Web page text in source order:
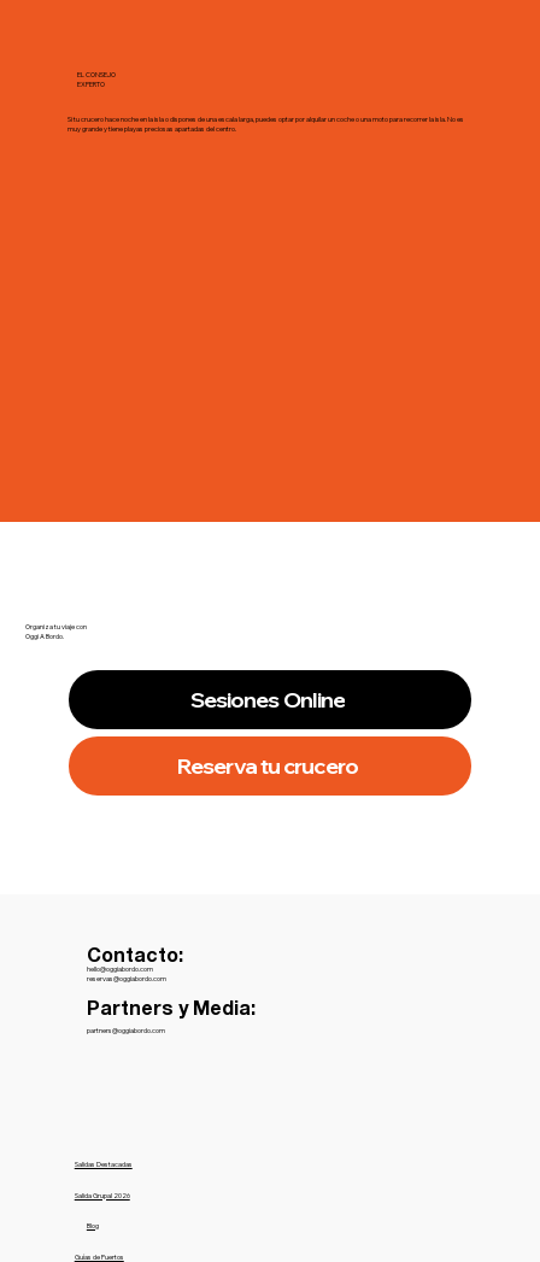
EL CONSEJO
EXPERTO
Si tu crucero hace noche en la isla o dispones de una escala larga, puedes optar por alquilar un coche o una moto para recorrer la isla. No es
muy grande y tiene playas preciosas apartadas del centro.
Organiza tu viaje con
Oggi A Bordo.
Sesiones Online
Reserva tu crucero
Salidas Destacadas
Salida Grupal 2026
Guías de Puertos
Blog
Contacto:
hello@oggiabordo.com
reservas@oggiabordo.com
Partners y Media:
partners@oggiabordo.com